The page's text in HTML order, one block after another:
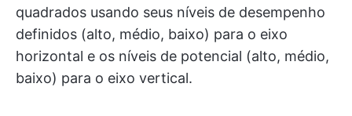
quadrados usando seus níveis de desempenho
definidos (alto, médio, baixo) para o eixo
horizontal e os níveis de potencial (alto, médio,
baixo) para o eixo vertical.